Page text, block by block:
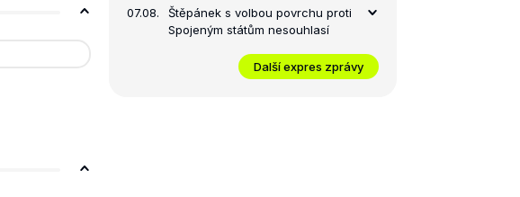
07.08.
Štěpánek s volbou povrchu proti
Spojeným státům nesouhlasí
Další expres zprávy